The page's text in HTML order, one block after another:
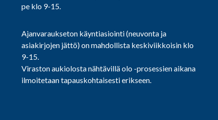
pe klo 9-15.
Ajanvaraukseton käyntiasiointi (neuvonta ja
asiakirjojen jättö) on mahdollista keskiviikkoisin klo
9-15.
Viraston aukiolosta nähtävillä olo -prosessien aikana
ilmoitetaan tapauskohtaisesti erikseen.